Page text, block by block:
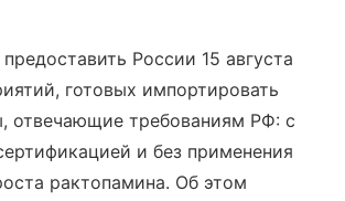
России 15 августа
готовых импортировать
отвечающие требованиям РФ: с
и без применения
рактопамина. Об этом